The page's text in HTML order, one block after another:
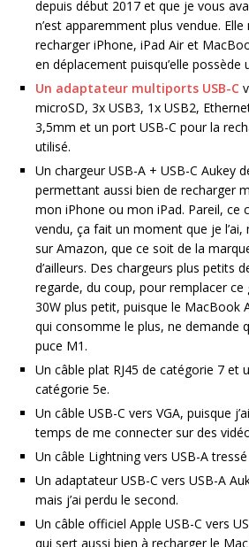
depuis début 2017 et que je vous
n’est apparemment plus vendue.
recharger iPhone, iPad Air et
en déplacement puisqu’elle possède
Un adaptateur multiports USB-C
microSD, 3x USB3, 1x USB2,
3,5mm et un port USB-C pour la
utilisé.
Un chargeur USB-A + USB-C Aukey
permettant aussi bien de recharger
mon iPhone ou mon iPad. Pareil, ce
vendu, ça fait un moment que je l’ai,
sur Amazon, que ce soit de la
d’ailleurs. Des chargeurs plus petits
regarde, du coup, pour remplacer ce
30W plus petit, puisque le MacBook
qui consomme le plus, ne demande
puce M1.
Un câble plat RJ45 de catégorie 7 et
catégorie 5e.
Un câble USB-C vers VGA, puisque
temps de me connecter sur des
Un câble Lightning vers USB-A tressé
Un adaptateur USB-C vers USB-A
mais j’ai perdu le second.
Un câble officiel Apple USB-C vers
qui sert aussi bien à recharger le